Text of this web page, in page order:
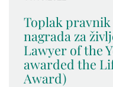
Toplak pravnik
nagrada za
Lawyer of the
awarded the
Award)